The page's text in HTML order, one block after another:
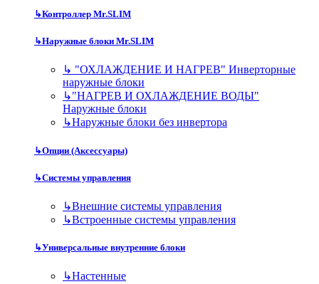
↳Контроллер Mr.SLIM
↳Наружные блоки Mr.SLIM
↳ "ОХЛАЖДЕНИЕ И НАГРЕВ" Инверторные
наружные блоки
↳"НАГРЕВ И ОХЛАЖДЕНИЕ ВОДЫ"
Наружные блоки
↳Наружные блоки без инвертора
↳Опции (Аксессуары)
↳Системы управления
↳Внешние системы управления
↳Встроенные системы управления
↳Универсальные внутренние блоки
↳Настенные